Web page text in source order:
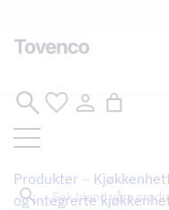
Glad Sommar!
semesterstängt under
Hopp
innhold
Sök
Produkter –
og integrerte